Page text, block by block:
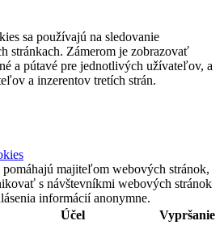
sa používajú na sledovanie
stránkach. Zámerom je zobrazovať
a pútavé pre jednotlivých užívateľov, a
a inzerentov tretích strán.
pomáhajú majiteľom webových stránok,
s návštevníkmi webových stránok
informácií anonymne.
Účel Vypršanie